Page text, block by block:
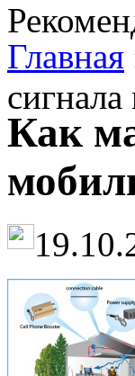
Главная
Как